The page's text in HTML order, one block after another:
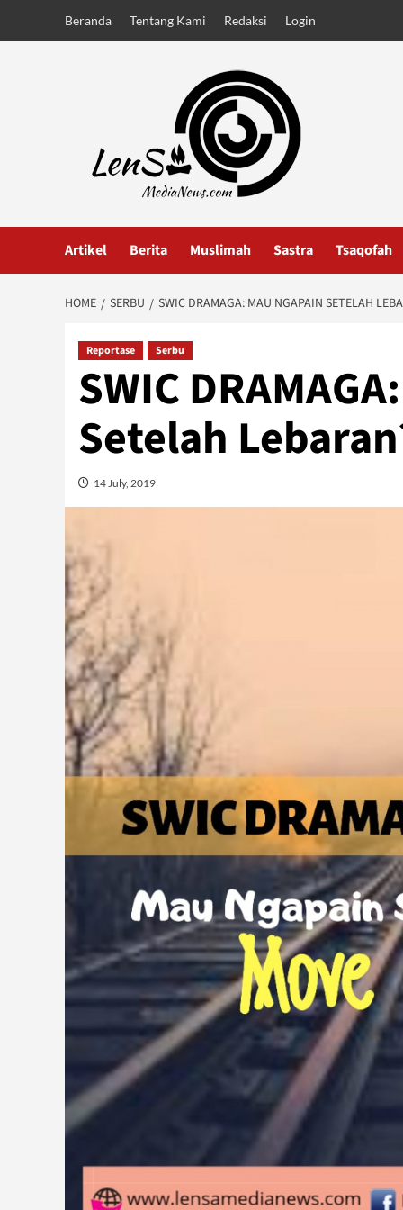
Beranda Tentang Kami Redaksi Login
Artikel Berita Muslimah Sastra Tsaqofah
HOME SERBU SWIC DRAMAGA: MAU NGAPAIN SETELAH
Reportase Serbu
SWIC
Setelah
14 July, 2019